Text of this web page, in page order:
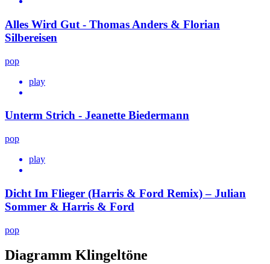
Alles Wird Gut - Thomas Anders & Florian
Silbereisen
pop
play
Unterm Strich - Jeanette Biedermann
pop
play
Dicht Im Flieger (Harris & Ford Remix) – Julian
Sommer & Harris & Ford
pop
Diagramm Klingeltöne